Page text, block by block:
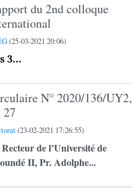
du 2nd colloque
(25-03-2021 20:06)
3...
N° 2020/136/UY2,
27
(23-02-2021 17:26:55)
de l’Université de
II,Pr. Adolphe...